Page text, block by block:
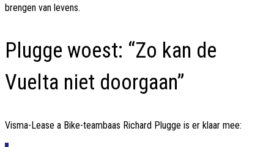
brengen van levens.
Plugge woest: “Zo kan de
Vuelta niet doorgaan”
Visma-Lease a Bike-teambaas Richard Plugge is er klaar mee: